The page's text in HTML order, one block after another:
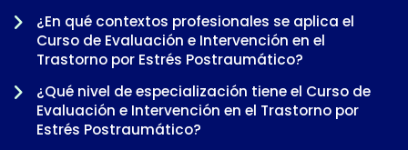
¿En qué contextos profesionales se aplica el
Curso de Evaluación e Intervención en el
Trastorno por Estrés Postraumático?
¿Qué nivel de especialización tiene el Curso de
Evaluación e Intervención en el Trastorno por
Estrés Postraumático?